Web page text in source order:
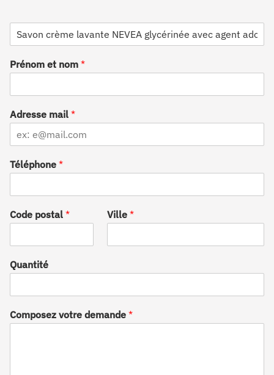
i
g
t
i
Prénom et nom *
Adresse mail *
Téléphone *
Code postal * Ville*
Quantité
Composez votre demande *